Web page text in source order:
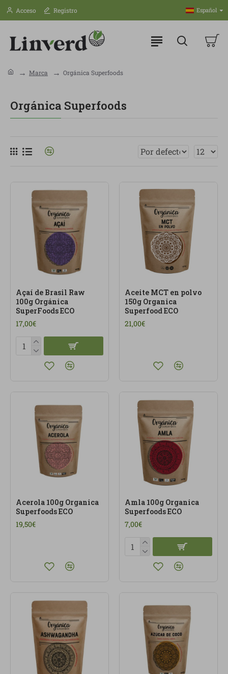
Acceso Registro Español
Marca Orgánica Superfoods
Orgánica Superfoods
Açaí de Brasil Raw
100g Orgánica
SuperFoods ECO
17,00€
Aceite MCT en polvo
150g Organica
Superfood ECO
21,00€
Acerola 100g Organica
Superfoods ECO
19,50€
Amla 100g Organica
Superfoods ECO
7,00€